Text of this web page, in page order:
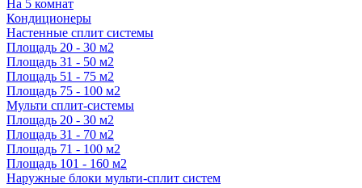
На 5 комнат
Кондиционеры
Настенные сплит системы
Площадь 20 - 30 м2
Площадь 31 - 50 м2
Площадь 51 - 75 м2
Площадь 75 - 100 м2
Мульти сплит-системы
Площадь 20 - 30 м2
Площадь 31 - 70 м2
Площадь 71 - 100 м2
Площадь 101 - 160 м2
Наружные блоки мульти-сплит систем